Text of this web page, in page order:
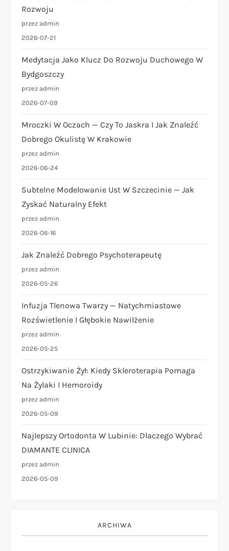
w
w
Rozwoju
przez admin
2026-07-21
Medytacja Jako Klucz Do Rozwoju Duchowego W
Bydgoszczy
przez admin
2026-07-09
Mroczki W Oczach — Czy To Jaskra I Jak Znaleźć
Dobrego Okulistę W Krakowie
przez admin
2026-06-24
Subtelne Modelowanie Ust W Szczecinie — Jak
Zyskać Naturalny Efekt
przez admin
2026-06-16
Jak Znaleźć Dobrego Psychoterapeutę
przez admin
2026-05-26
Infuzja Tlenowa Twarzy — Natychmiastowe
Rozświetlenie I Głębokie Nawilżenie
przez admin
2026-05-25
Ostrzykiwanie Żył: Kiedy Skleroterapia Pomaga
Na Żylaki I Hemoroidy
przez admin
2026-05-09
Najlepszy Ortodonta W Lubinie: Dlaczego Wybrać
DIAMANTE CLINICA
przez admin
2026-05-09
ARCHIWA